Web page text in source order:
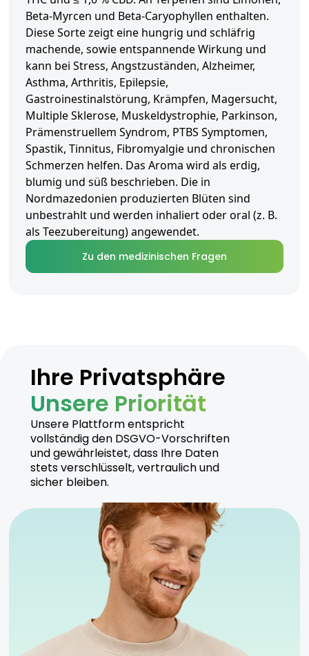
Beta-Myrcen und Beta-Caryophyllen enthalten.
Diese Sorte zeigt eine hungrig und schläfrig
machende, sowie entspannende Wirkung und
kann bei Stress, Angstzuständen, Alzheimer,
Asthma, Arthritis, Epilepsie,
Gastroinestinalstörung, Krämpfen, Magersucht,
Multiple Sklerose, Muskeldystrophie, Parkinson,
Prämenstruellem Syndrom, PTBS Symptomen,
Spastik, Tinnitus, Fibromyalgie und chronischen
Schmerzen helfen. Das Aroma wird als erdig,
blumig und süß beschrieben. Die in
Nordmazedonien produzierten Blüten sind
unbestrahlt und werden inhaliert oder oral (z. B.
als Teezubereitung) angewendet.
Zu den medizinischen Fragen
Ihre Privatsphäre
Unsere Priorität
Unsere Plattform entspricht
vollständig den DSGVO-Vorschriften
und gewährleistet, dass Ihre Daten
stets verschlüsselt, vertraulich und
sicher bleiben.